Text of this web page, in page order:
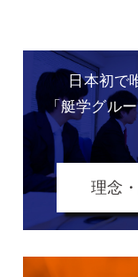
日本初で
「艇学グル
理念